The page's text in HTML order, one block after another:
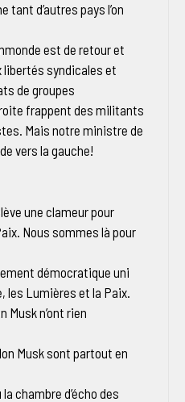
d’autres pays l’on
est de retour et
libertés syndicales et
de groupes
frappent des militants
Mais notre ministre de
vers la gauche!
une clameur pour
Nous sommes là pour
démocratique uni
les Lumières et la Paix.
Musk n’ont rien
Musk sont partout en
chambre d’écho des